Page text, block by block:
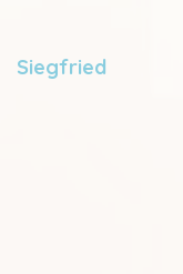
Siegfried